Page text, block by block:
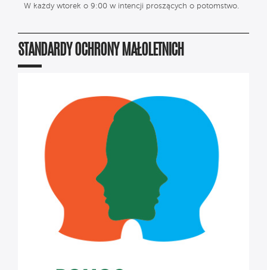
W każdy wtorek o 9:00 w intencji proszących o potomstwo.
STANDARDY OCHRONY MAŁOLETNICH